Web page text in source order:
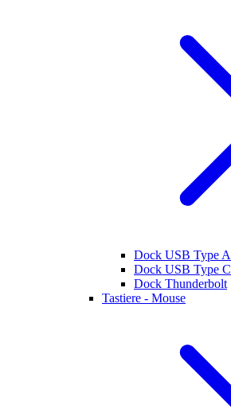
Dock USB Type A
Dock USB Type C
Dock Thunderbolt
Tastiere - Mouse